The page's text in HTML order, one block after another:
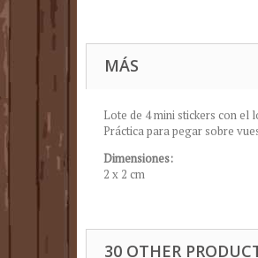
MÁS
Lote de 4 mini stickers con
Práctica para pegar sobre
Dimensiones:
2 x 2 cm
30 OTHER